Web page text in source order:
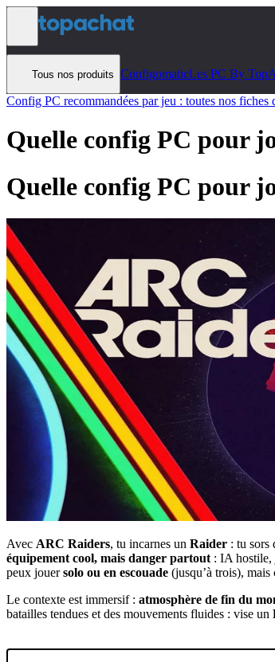
Aller au contenu
Tous nos produits ConfigomaticLes PC By
Config PC recommandées par jeu : toutes nos fiches
Quelle config PC pour
Quelle config PC pour
Avec ARC Raiders, tu incarnes un Raider : tu sors
équipement cool, mais danger partout : IA hostile,
peux jouersolo ou en escouade (jusqu’à trois),
Le contexte est immersif : atmosphère de fin du
batailles tendues et des mouvements fluides : vise un